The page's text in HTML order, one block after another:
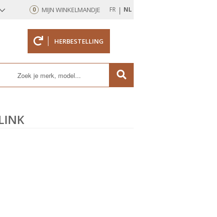
0 MIJN WINKELMANDJE FR | NL
HERBESTELLING